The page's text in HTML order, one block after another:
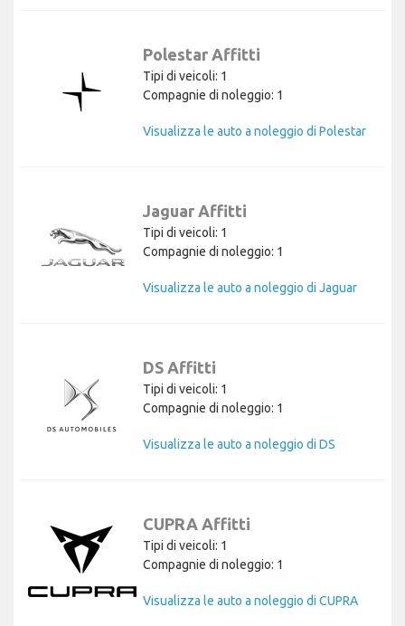
Polestar Affitti
Tipi di veicoli: 1
Compagnie di noleggio: 1
Visualizza le auto a noleggio di Polestar
Jaguar Affitti
Tipi di veicoli: 1
Compagnie di noleggio: 1
Visualizza le auto a noleggio di Jaguar
DS Affitti
Tipi di veicoli: 1
Compagnie di noleggio: 1
Visualizza le auto a noleggio di DS
CUPRA Affitti
Tipi di veicoli: 1
Compagnie di noleggio: 1
Visualizza le auto a noleggio di CUPRA